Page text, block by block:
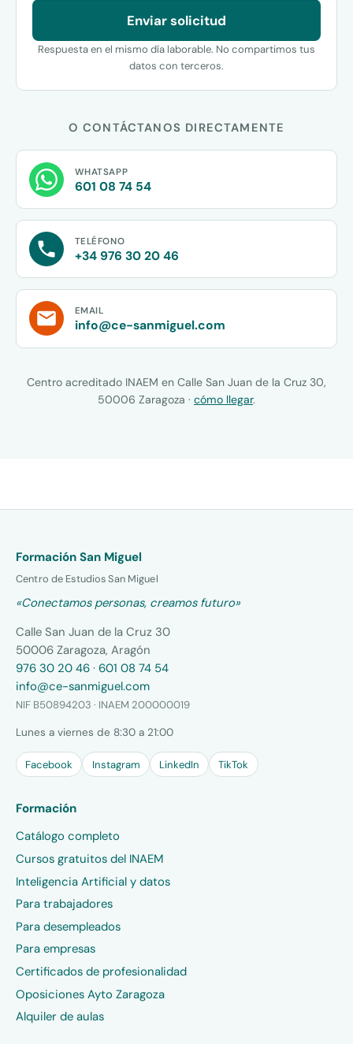
Enviar solicitud
Respuesta en el mismo día laborable. No compartimos tus
datos con terceros.
O CONTÁCTANOS DIRECTAMENTE
WHATSAPP
601 08 74 54
TELÉFONO
+34 976 30 20 46
EMAIL
info@ce-sanmiguel.com
Centro acreditado INAEM en Calle San Juan de la Cruz 30,
50006 Zaragoza · cómo llegar.
Formación San Miguel
Centro de Estudios San Miguel
«Conectamos personas, creamos futuro»
Calle San Juan de la Cruz 30
50006 Zaragoza, Aragón
976 30 20 46 · 601 08 74 54
info@ce-sanmiguel.com
NIF B50894203 · INAEM 200000019
Lunes a viernes de 8:30 a 21:00
Facebook Instagram LinkedIn TikTok
Formación
Catálogo completo
Cursos gratuitos del INAEM
Inteligencia Artificial y datos
Para trabajadores
Para desempleados
Para empresas
Certificados de profesionalidad
Oposiciones Ayto Zaragoza
Alquiler de aulas